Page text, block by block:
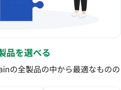
品を選べる
の全製品の中から最適なものの